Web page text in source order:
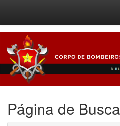
navigation
Página de Busca